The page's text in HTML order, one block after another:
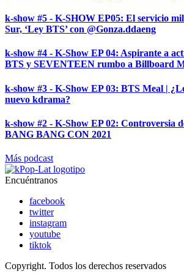
k-show #5 - K-SHOW EP05: El servicio
Sur, ‘Ley BTS’ con @Gonza.ddaeng
k-show #4 - K-Show EP 04: Aspirante a
BTS y SEVENTEEN rumbo a Billboard
k-show #3 - K-Show EP 03: BTS Meal |
nuevo kdrama?
k-show #2 - K-Show EP 02: Controversia
BANG BANG CON 2021
Más podcast
Encuéntranos
facebook
twitter
instagram
youtube
tiktok
Copyright. Todos los derechos reservados